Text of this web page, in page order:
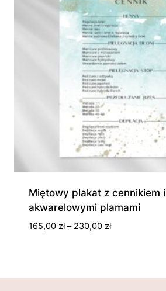
Miętowy plakat z cennikiem i
akwarelowymi plamami
165,00 zł – 230,00 złZakres
do